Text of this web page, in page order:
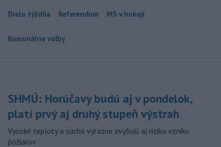
Dielo týždňa Referendum MS v hokeji
Komunálne voľby
SHMÚ: Horúčavy budú aj v pondelok,
platí prvý aj druhý stupeň výstrah
Vysoké teploty a sucho výrazne zvyšujú aj riziko vzniku
požiarov.